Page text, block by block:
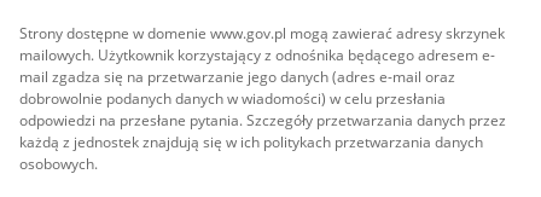
Strony dostępne w domenie www.gov.pl mogą zawierać adresy skrzynek
mailowych. Użytkownik korzystający z odnośnika będącego adresem e-
mail zgadza się na przetwarzanie jego danych (adres e-mail oraz
dobrowolnie podanych danych w wiadomości) w celu przesłania
odpowiedzi na przesłane pytania. Szczegóły przetwarzania danych przez
każdą z jednostek znajdują się w ich politykach przetwarzania danych
osobowych.